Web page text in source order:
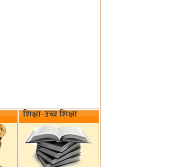
शिक्षा-उच्च शिक्षा